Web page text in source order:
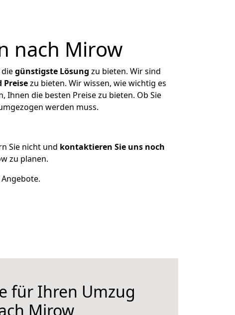
nach Mirow
günstigste Lösung zu bieten. Wir sind
Preisezu bieten. Wir wissen, wie wichtig es
die besten Preise zu bieten. Ob Sie
werden muss.
Sie nicht und kontaktieren Sie uns noch
zu planen.
für Ihren Umzug
Mirow